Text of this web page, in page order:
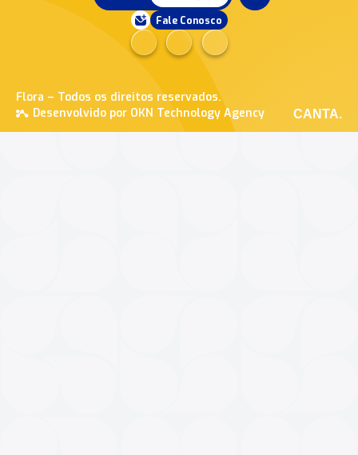
Fale Conosco
Flora – Todos os direitos reservados.
Desenvolvido por OKN Technology Agency
CANTA.